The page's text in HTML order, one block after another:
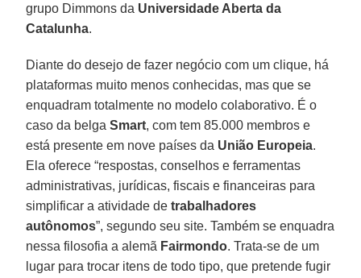
grupo Dimmons da Universidade Aberta da
Catalunha.
Diante do desejo de fazer negócio com um clique, há
plataformas muito menos conhecidas, mas que se
enquadram totalmente no modelo colaborativo. É o
caso da belgaSmart, com tem 85.000 membros e
está presente em nove países da União Europeia.
Ela oferece “respostas, conselhos e ferramentas
administrativas, jurídicas, fiscais e financeiras para
simplificar a atividade detrabalhadores
autônomos”, segundo seu site. Também se enquadra
nessa filosofia a alemã Fairmondo. Trata-se de um
lugar para trocar itens de todo tipo, que pretende fugir